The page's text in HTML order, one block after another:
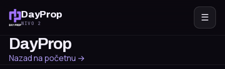
DayProp
NIVO 2
☰
DayProp
Nazad na početnu →